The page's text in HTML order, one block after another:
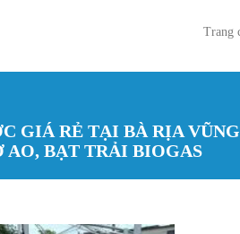
Trang
GIÁ RẺ TẠI BÀ RỊA VŨNG
AO, BẠT TRẢI BIOGAS